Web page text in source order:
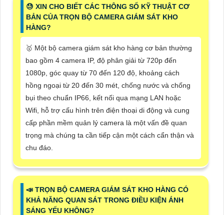
😓 XIN CHO BIẾT CÁC THÔNG SỐ KỸ THUẬT CƠ
BẢN CỦA TRỌN BỘ CAMERA GIÁM SÁT KHO
HÀNG?
🥇 Một bộ camera giám sát kho hàng cơ bản thường
bao gồm 4 camera IP, độ phân giải từ 720p đến
1080p, góc quay từ 70 đến 120 độ, khoảng cách
hồng ngoại từ 20 đến 30 mét, chống nước và chống
bụi theo chuẩn IP66, kết nối qua mạng LAN hoặc
Wifi, hỗ trợ cấu hình trên điện thoại di động và cung
cấp phần mềm quản lý camera là một vấn đề quan
trọng mà chúng ta cần tiếp cận một cách cẩn thận và
chu đáo.
📣 TRỌN BỘ CAMERA GIÁM SÁT KHO HÀNG CÓ
KHẢ NĂNG QUAN SÁT TRONG ĐIỀU KIỆN ÁNH
SÁNG YẾU KHÔNG?